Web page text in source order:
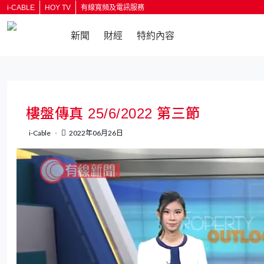
i-CABLE HOY TV 有線寬頻及電訊服務
新聞 財經 特約內容
樓盤傳真 25/6/2022 第三節
i-Cable 2022年06月26日